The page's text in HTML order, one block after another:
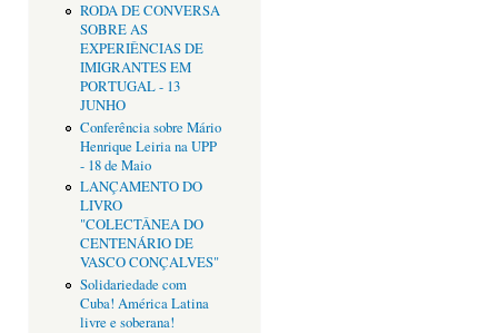
RODA DE CONVERSA
SOBRE AS
EXPERIÊNCIAS DE
IMIGRANTES EM
PORTUGAL - 13
JUNHO
Conferência sobre Mário
Henrique Leiria na UPP
- 18 de Maio
LANÇAMENTO DO
LIVRO
"COLECTÂNEA DO
CENTENÁRIO DE
VASCO CONÇALVES"
Solidariedade com
Cuba! América Latina
livre e soberana!